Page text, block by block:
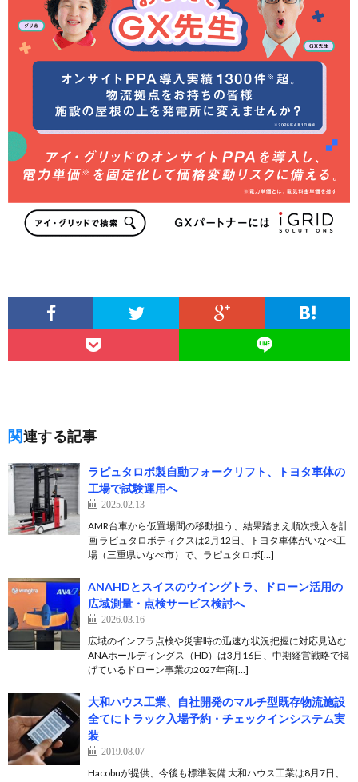
関連する記事
ラピュタロボ製自動フォークリフト、トヨタ車体の
工場で試験運用へ
2025.02.13
AMR台車から仮置場間の移動担う、結果踏まえ順次投入を計
画 ラピュタロボティクスは2月12日、トヨタ車体がいなべ工
場（三重県いなべ市）で、ラピュタロボ[…]
ANAHDとスイスのウイングトラ、ドローン活用の
広域測量・点検サービス検討へ
2026.03.16
広域のインフラ点検や災害時の迅速な状況把握に対応見込む
ANAホールディングス（HD）は3月16日、中期経営戦略で掲
げているドローン事業の2027年商[…]
大和ハウス工業、自社開発のマルチ型既存物流施設
全てにトラック入場予約・チェックインシステム実
装
2019.08.07
Hacobuが提供、今後も標準装備 大和ハウス工業は8月7日、